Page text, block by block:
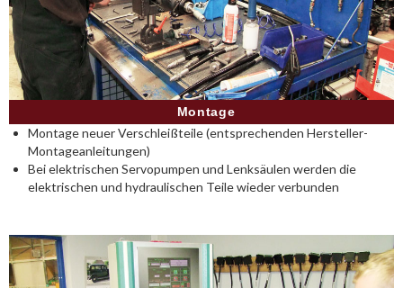
Montage
Montage neuer Verschleißteile (entsprechenden Hersteller-
Montageanleitungen)
Bei elektrischen Servopumpen und Lenksäulen werden die
elektrischen und hydraulischen Teile wieder verbunden